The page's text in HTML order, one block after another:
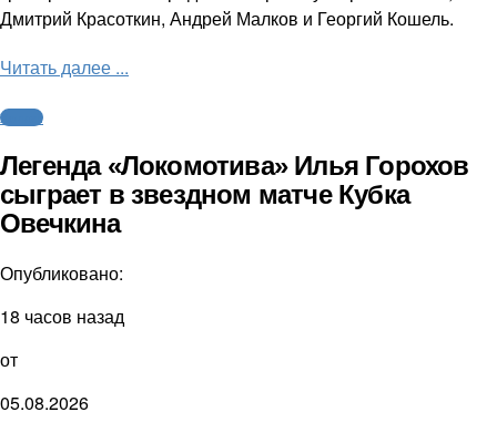
Дмитрий Красоткин, Андрей Малков и Георгий Кошель.
Читать далее ...
Хоккей
Легенда «Локомотива» Илья Горохов
сыграет в звездном матче Кубка
Овечкина
Опубликовано:
18 часов назад
от
05.08.2026